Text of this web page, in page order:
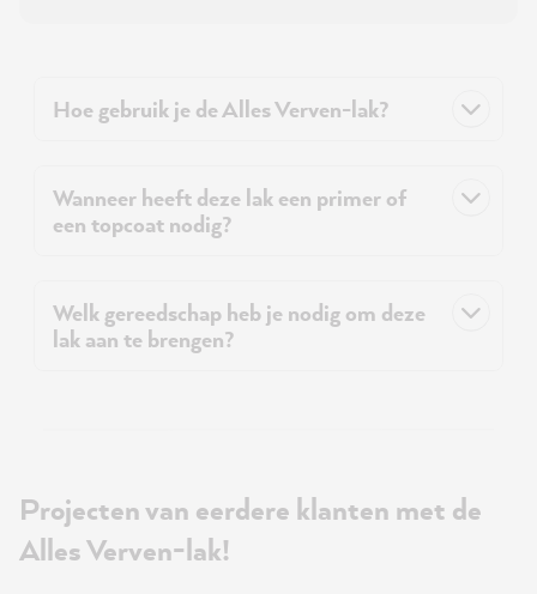
Hoe gebruik je de Alles Verven-lak?
Wanneer heeft deze lak een primer of
een topcoat nodig?
Welk gereedschap heb je nodig om deze
lak aan te brengen?
Projecten van eerdere klanten met de
Alles Verven-lak!